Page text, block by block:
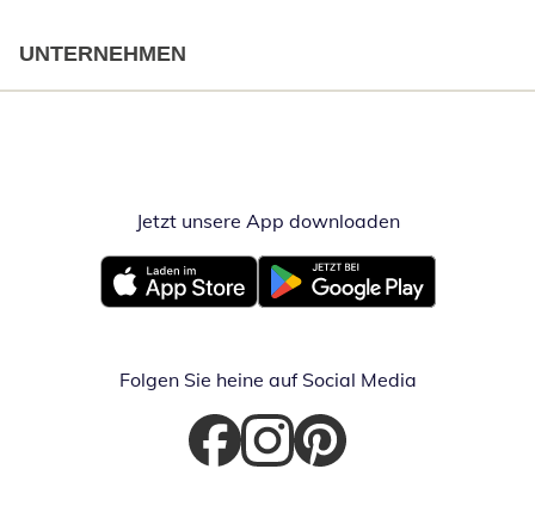
UNTERNEHMEN
Jetzt unsere App downloadenÖffnet in
Öffnet in neuem FensterÖffnet in neuem Fenster
Folgen Sie heine auf Social Media
Öffnet in neuem Fenster
Öffnet in neuem Fenster
Öffnet in neuem Fenster